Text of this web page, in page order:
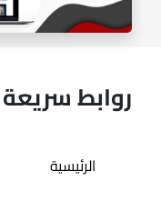
روابط سريعة
الرئيسية